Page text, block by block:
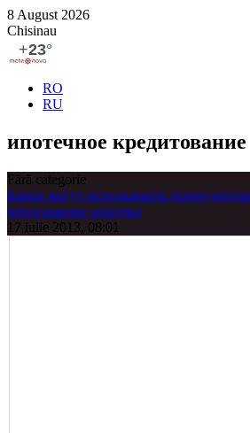
8 August 2026
Chisinau
RO
RU
ипотечное кредитова­ние
Fără categorie
Банки могут использовать
непогашение ипотеки
17 iulie 2013, 08:01